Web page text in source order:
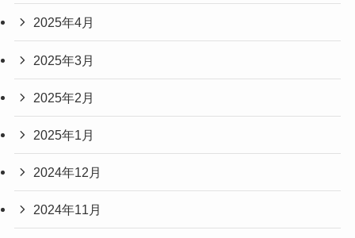
2025年4月
2025年3月
2025年2月
2025年1月
2024年12月
2024年11月